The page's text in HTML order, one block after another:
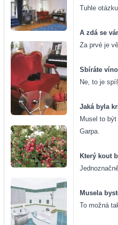
Tuhle
A zdá se
Za prvé je
Sbíráte
Ne, to je
Jaká byla
Musel to
Garpa.
Který kout
Musela
To možná